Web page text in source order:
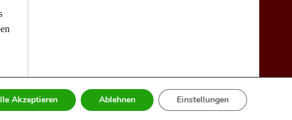
Akzeptieren Ablehnen Einstellungen